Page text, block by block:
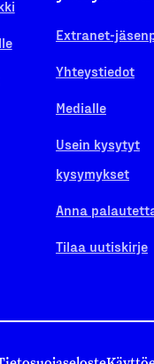
Extranet-
Yhteystiedot
Medialle
Usein kysytyt
kysymykset
Anna
Tilaa uutiskirje